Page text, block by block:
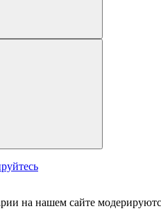
на нашем сайте